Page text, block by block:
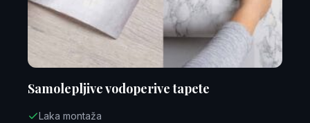
Samolepljive vodoperive tapete
Laka montaža